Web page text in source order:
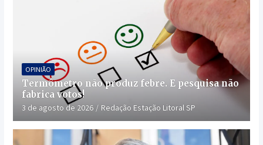
OPINIÃO
Termômetro não produz febre. E pesquisa não
fabrica votos!
3 de agosto de 2026 Redação Estação Litoral SP